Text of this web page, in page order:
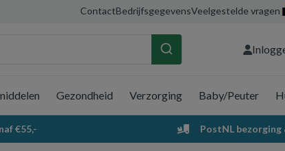
ContactBedrijfsgegevensVeelgestelde vragen
Winkelwagen
Gezondheid Verzorging Baby/Peuter
€55,- PostNL